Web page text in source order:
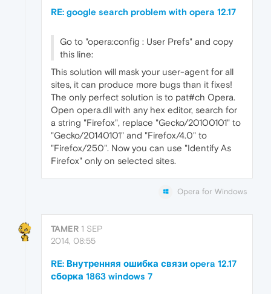
RE: google search problem with opera 12.17
Go to "opera:config : User Prefs" and copy
this line:
This solution will mask your user-agent for all
sites, it can produce more bugs than it fixes!
The only perfect solution is to pat#ch Opera.
Open opera.dll with any hex editor, search for
a string "Firefox", replace "Gecko/20100101" to
"Gecko/20140101" and "Firefox/4.0" to
"Firefox/250". Now you can use "Identify As
Firefox" only on selected sites.
Opera for Windows
TAMER 1 SEP
2014, 08:55
RE: Внутренняя ошибка связи opera 12.17
сборка 1863 windows 7